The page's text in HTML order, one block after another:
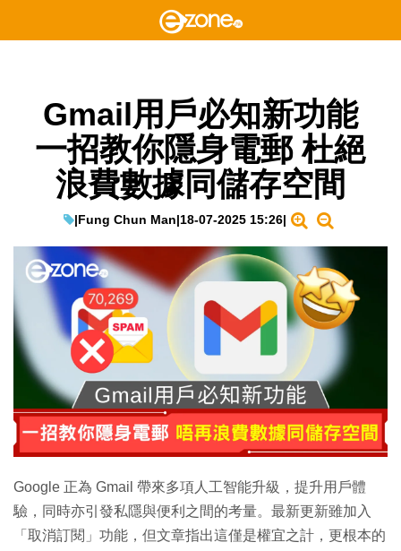
Gmail用戶必知新功能
一招教你隱身電郵 杜絕
浪費數據同儲存空間
|Fung Chun Man|18-07-2025 15:26|
Google 正為 Gmail 帶來多項人工智能升級，提升用戶體
驗，同時亦引發私隱與便利之間的考量。最新更新雖加入
「取消訂閱」功能，但文章指出這僅是權宜之計，更根本的